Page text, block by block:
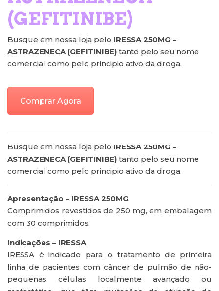
(GEFITINIBE)
Busque em nossa loja pelo IRESSA 250MG –
ASTRAZENECA (GEFITINIBE) tanto pelo seu nome
comercial como pelo principio ativo da droga.
Comprar Agora
Busque em nossa loja pelo IRESSA 250MG –
ASTRAZENECA (GEFITINIBE) tanto pelo seu nome
comercial como pelo principio ativo da droga.
Apresentação – IRESSA 250MG
Comprimidos revestidos de 250 mg, em embalagem
com 30 comprimidos.
Indicações – IRESSA
IRESSA é indicado para o tratamento de primeira
linha de pacientes com câncer de pulmão de não-
pequenas células localmente avançado ou